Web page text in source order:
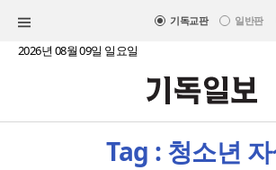
기독교판 일반판
2026년 08월 09일 일요일
Tag : 청소년